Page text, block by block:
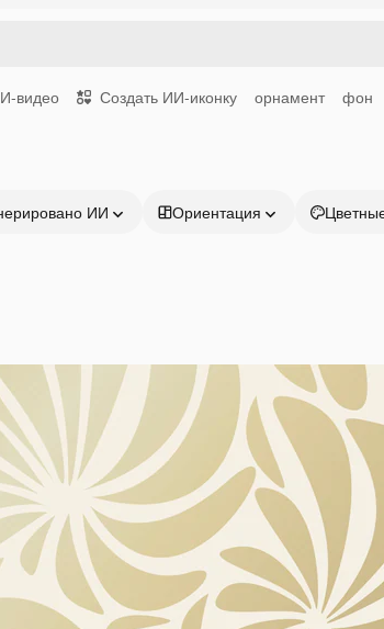
видео Создать ИИ-иконку орнамент фон
ИИ Ориентация
Продукция
Spaces
ИИ-помощник
Генератор
изображений ИИ
Генератор видео
Начать
Academy
Документация по
Пакету ИИ
Служба
поддержки